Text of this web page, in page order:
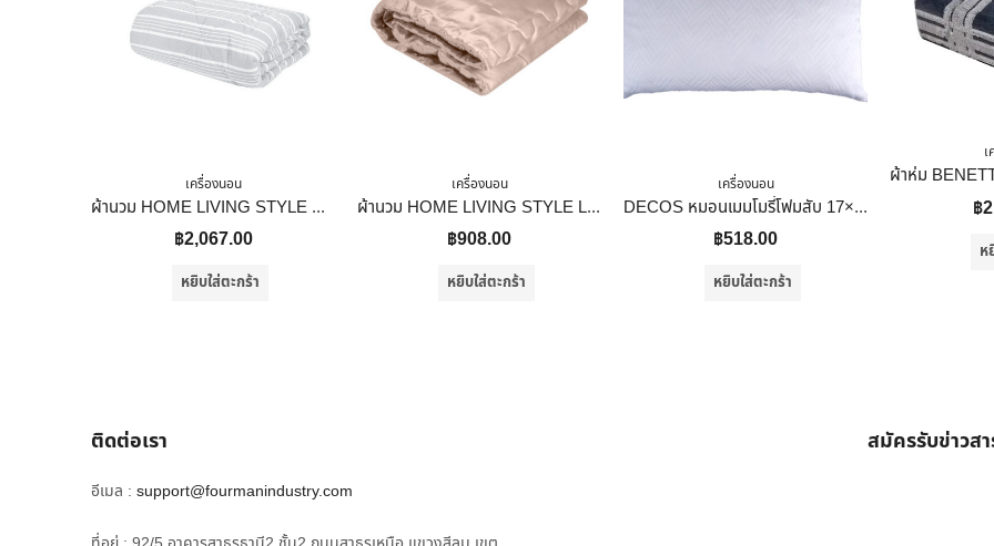
เครื่องนอน
ผ้านวม HOME LIVING STYLE HORIZON 70×90 นิ้ว สี GREY
฿2,067.00
หยิบใส่ตะกร้า
เครื่องนอน
ผ้านวม HOME LIVING STYLE LAVISH 60X80 นิ้ว สี COPPER
฿908.00
หยิบใส่ตะกร้า
เครื่องนอน
DECOS หมอนเมมโมรี่โฟมสับ 17×27 นิ้ว สีขาว
฿518.00
หยิบใส่ตะกร้า
฿
ห
ติดต่อเรา
อีเมล : support@fourmanindustry.com
สมัครรับข่าวสา